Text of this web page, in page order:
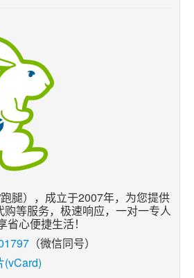
腿），成立于2007年，为您提供
购等服务，极速响应，一对一专人
心便捷生活！
（微信同号）
(vCard)